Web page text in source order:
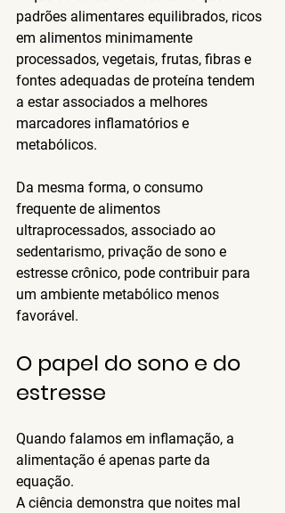
padrões alimentares equilibrados, ricos
em alimentos minimamente
processados, vegetais, frutas, fibras e
fontes adequadas de proteína tendem
a estar associados a melhores
marcadores inflamatórios e
metabólicos.
Da mesma forma, o consumo
frequente de alimentos
ultraprocessados, associado ao
sedentarismo, privação de sono e
estresse crônico, pode contribuir para
um ambiente metabólico menos
favorável.
O papel do sono e do
estresse
Quando falamos em inflamação, a
alimentação é apenas parte da
equação.
A ciência demonstra que noites mal